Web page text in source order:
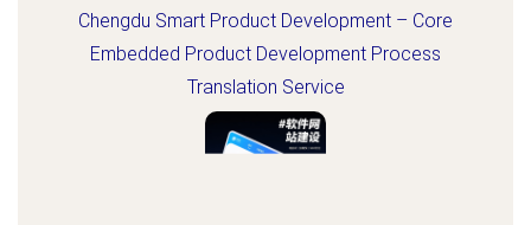
Chengdu Smart Product Development – Core
Embedded Product Development Process
Translation Service